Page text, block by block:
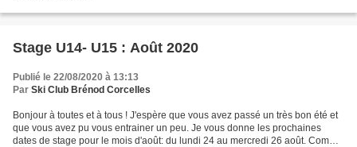
Stage U14- U15 : Août 2020
Publié le 22/08/2020 à 13:13
Par Ski Club Brénod Corcelles
Bonjour à toutes et à tous ! J'espère que vous avez passé un très bon été et
que vous avez pu vous entrainer un peu. Je vous donne les prochaines
dates de stage pour le mois d'août: du lundi 24 au mercredi 26 août. Comme